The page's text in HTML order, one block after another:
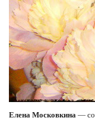
Елена Московкина —